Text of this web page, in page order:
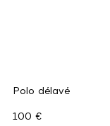
Polo délavé
100 €